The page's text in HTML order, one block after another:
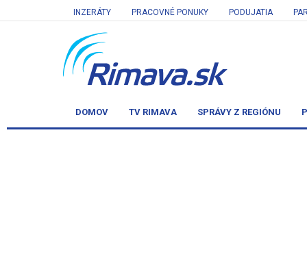
INZERÁTY PRACOVNÉ PONUKY PODUJATIA
DOMOV TV RIMAVA SPRÁVY Z REGIÓNU